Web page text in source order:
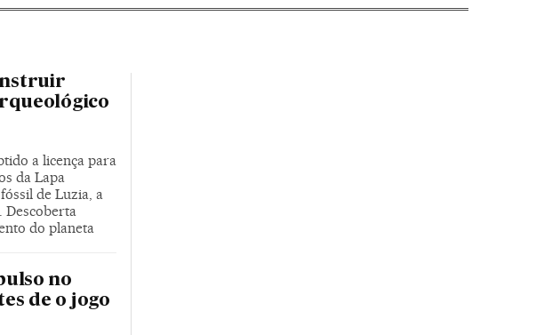
a licença para
da Lapa
de Luzia, a
Descoberta
do planeta
no
de o jogo